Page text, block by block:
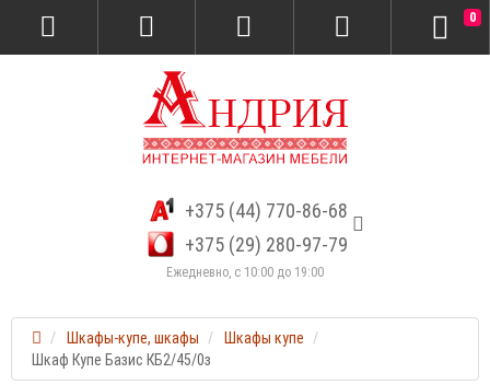
+375 (44) 770-86-68
+375 (29) 280-97-79
Ежедневно, с 10:00 до 19:00
0
Шкафы-купе, шкафы
Шкафы купе
Шкаф Купе Базис КБ2/45/0з